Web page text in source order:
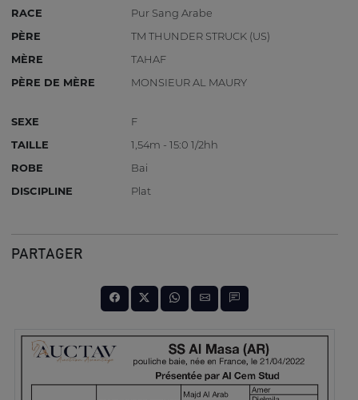
RACE
Pur Sang Arabe
PÈRE
TM THUNDER STRUCK (US)
MÈRE
TAHAF
PÈRE DE MÈRE
MONSIEUR AL MAURY
SEXE
F
TAILLE
1,54m - 15:0 1/2hh
ROBE
Bai
DISCIPLINE
Plat
PARTAGER